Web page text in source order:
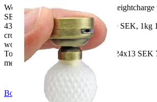
We also ship abroad worldwide.
SEK, 100 gr
43 SEK, 250gr 85 SEK, 0,5kg 109 SEK, 1kg
crown
worldwide price freight)
To Denmark 0,5-3kg measure 35x24x13 SEK
measure 40x40x140cm SEK 144:-
BoutiqueNo9